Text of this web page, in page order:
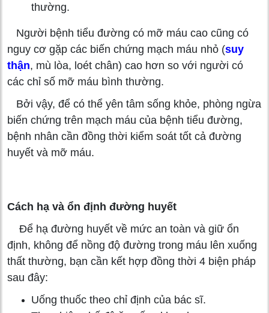
thường.
Người bệnh tiểu đường có mỡ máu cao cũng có
nguy cơ gặp các biến chứng mạch máu nhỏ (suy
thận, mù lòa, loét chân) cao hơn so với người có
các chỉ số mỡ máu bình thường.
Bởi vậy, để có thể yên tâm sống khỏe, phòng ngừa
biến chứng trên mạch máu của bệnh tiểu đường,
bệnh nhân cần đồng thời kiểm soát tốt cả đường
huyết và mỡ máu.
Cách hạ và ổn định đường huyết
Để hạ đường huyết về mức an toàn và giữ ổn
định, không để nồng độ đường trong máu lên xuống
thất thường, bạn cần kết hợp đồng thời 4 biện pháp
sau đây:
Uống thuốc theo chỉ định của bác sĩ.